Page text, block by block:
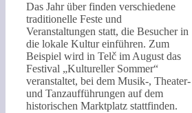
Das Jahr über finden verschiedene
traditionelle Feste und
Veranstaltungen statt, die Besucher in
die lokale Kultur einführen. Zum
Beispiel wird in Telč im August das
Festival „Kultureller Sommer“
veranstaltet, bei dem Musik-, Theater-
und Tanzaufführungen auf dem
historischen Marktplatz stattfinden.